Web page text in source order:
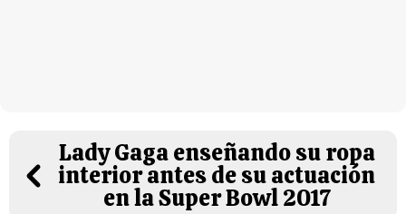
Lady Gaga enseñando su ropa
interior antes de su actuación
en la Super Bowl 2017